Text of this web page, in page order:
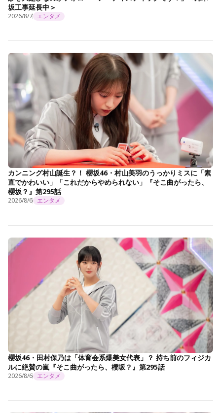
坂工事延長中＞
2026/8/7 エンタメ
カンニング村山誕生？！ 櫻坂46・村山美羽のうっかりミスに「素
直でかわいい」「これだからやめられない」『そこ曲がったら、
櫻坂？』第295話
2026/8/6 エンタメ
櫻坂46・田村保乃は「体育会系爆美女代表」？ 持ち前のフィジカ
ルに絶賛の嵐『そこ曲がったら、櫻坂？』第295話
2026/8/6 エンタメ